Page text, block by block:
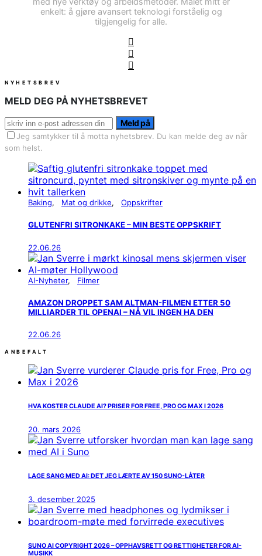
enkelt: å gjøre avansert teknologi forståelig og
tilgjengelig for alle.
NYHETSBREV
MELD DEG PÅ NYHETSBREVET
Meld på
Jeg samtykker til å motta nyhetsbrev. Du kan melde deg av når
som helst.
Baking Mat og drikke Oppskrifter
GLUTENFRI SITRONKAKE – MIN BESTE OPPSKRIFT
22.06.26
AI-Nyheter Filmer
AMAZON DROPPET SAM ALTMAN-FILMEN ETTER 50
MILLIARDER TIL OPENAI – NÅ VIL INGEN HA DEN
22.06.26
ANBEFALT
HVA KOSTER CLAUDE AI? PRISER FOR FREE, PRO OG MAX I 2026
20. mars 2026
LAGE SANG MED AI: DET JEG LÆRTE AV 150 SUNO-LÅTER
3. desember 2025
SUNO AI COPYRIGHT 2026 – OPPHAVSRETT OG RETTIGHETER FOR AI-
MUSIKK